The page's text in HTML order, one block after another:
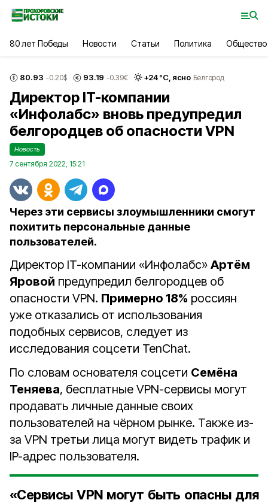
80 лет Победы Новости Статьи Политика Общество
80.93 -0.20$ 93.19 -0.39€ +24°С, ясно Белгород
Директор IT-компании
«Инфолабс» вновь предупредил
белгородцев об опасности VPN
Новость
7 сентября 2022, 15:21
Через эти сервисы злоумышленники смогут
похитить персональные данные
пользователей.
Директор IT-компании «Инфолабс» Артём
Яровой предупредил белгородцев об
опасности VPN. Примерно 18% россиян
уже отказались от использования
подобных сервисов, следует из
исследования соцсети TenChat.
По словам основателя соцсети Семёна
Теняева, бесплатные VPN-сервисы могут
продавать личные данные своих
пользователей на чёрном рынке. Также из-
за VPN третьи лица могут видеть трафик и
IP-адрес пользователя.
«Сервисы VPN могут быть опасны для